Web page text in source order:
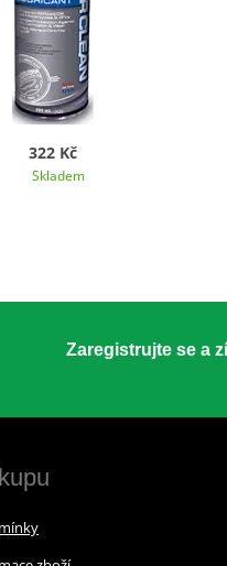
322 Kč
Skladem
Zaregistrujte se a